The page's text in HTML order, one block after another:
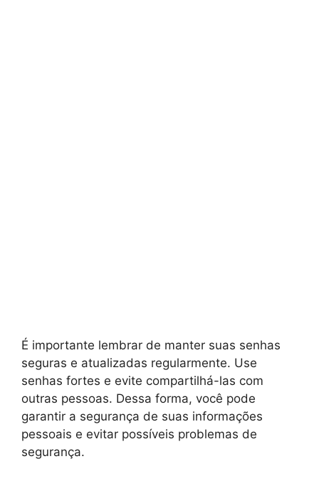
É importante lembrar de manter suas senhas
seguras e atualizadas regularmente. Use
senhas fortes e evite compartilhá-las com
outras pessoas. Dessa forma, você pode
garantir a segurança de suas informações
pessoais e evitar possíveis problemas de
segurança.